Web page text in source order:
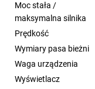
Moc stała /
maksymalna silnika
Prędkość
Wymiary pasa bieżni
Waga urządzenia
Wyświetlacz